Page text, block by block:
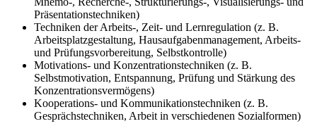
Präsentationstechniken)
Techniken der Arbeits-, Zeit- und Lernregulation (z. B.
Arbeitsplatzgestaltung, Hausaufgabenmanagement, Arbeits-
und Prüfungsvorbereitung, Selbstkontrolle)
Motivations- und Konzentrationstechniken (z. B.
Selbstmotivation, Entspannung, Prüfung und Stärkung des
Konzentrationsvermögens)
Kooperations- und Kommunikationstechniken (z. B.
Gesprächstechniken, Arbeit in verschiedenen Sozialformen)